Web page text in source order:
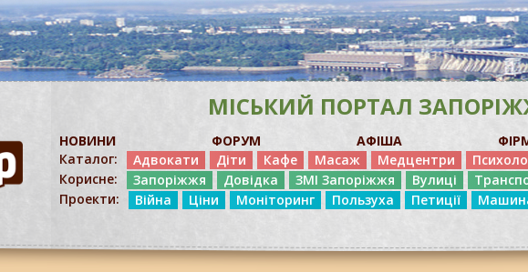
МІСЬКИЙ ПОРТАЛ
НОВИНИ ФОРУМ АФІША
Каталог:
Адвокати Діти Кафе Масаж Медцентри
Корисне:
Запоріжжя Довідка ЗМІ Запоріжжя Вулиці
Проекти:
Війна Ціни Моніторинг Пользуха Петиції